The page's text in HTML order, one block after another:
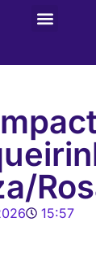
15:57